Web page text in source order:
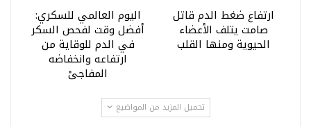
ارتفاع ضغط الدم قاتل
صامت يتلف الأعضاء
الحيوية ومنها القلب
اليوم العالمي للسكري:
أفضل وقت لفحص السكر
في الدم للوقاية من
ارتفاعه وانخفاضه
المفاجئ
تحميل المزيد من المواضيع